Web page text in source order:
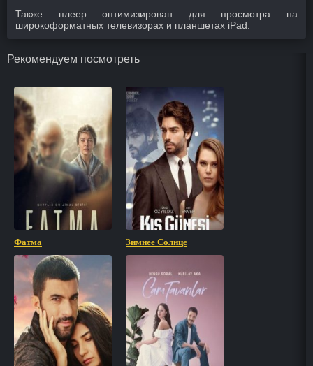
Также плеер оптимизирован для просмотра на
широкоформатных телевизорах и планшетах iPad.
Рекомендуем посмотреть
Фатма Зимнее Солнце